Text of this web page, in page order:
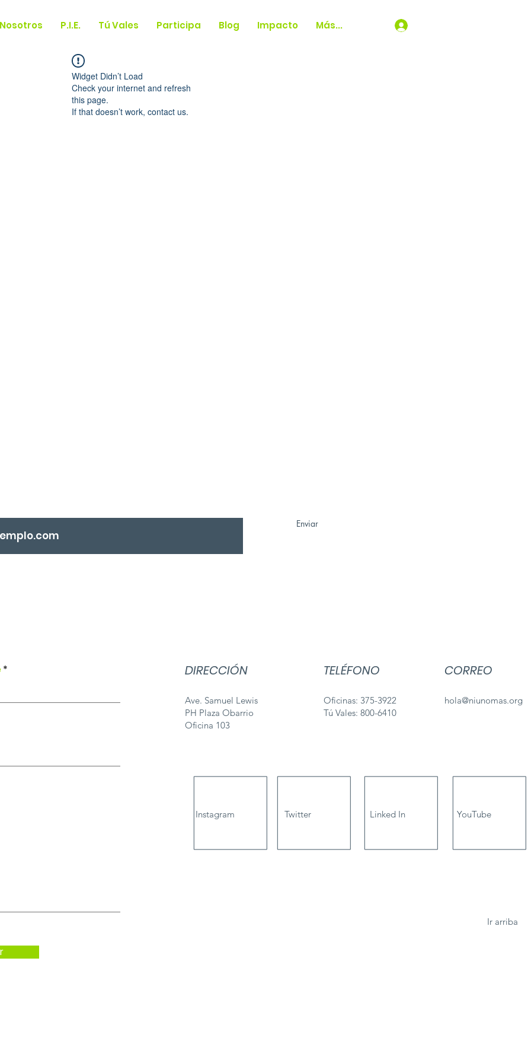
Nosotros P.I.E. Tú Vales Participa Blog Impacto Más...
Widget Didn’t Load
Check your internet and refresh
this page.
If that doesn’t work, contact us.
Enviar
DIRECCIÓN
Ave. Samuel Lewis
PH Plaza Obarrio
Oficina 103
TELÉFONO
Oficinas: 375-3922
Tú Vales: 800-6410
Instagram Twitter Linked In
CORREO
hola@niunomas.org
YouTube
Ir arriba